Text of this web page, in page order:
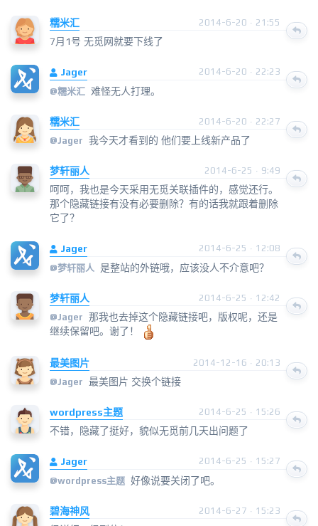
糯米汇 2014-6-20 · 21:55
7月1号 无觅网就要下线了
Jager
2014-6-20 · 22:23
@糯米汇 难怪无人打理。
糯米汇
2014-6-20 · 22:27
@Jager 我今天才看到的 他们要上线新产品了
梦轩丽人 2014-6-25 · 9:49
呵呵，我也是今天采用无觅关联插件的，感觉还行。
那个隐藏链接有没有必要删除？有的话我就跟着删除
它了？
Jager
2014-6-25 · 12:08
@梦轩丽人 是整站的外链哦，应该没人不介意吧？
梦轩丽人
2014-6-25 · 12:42
@Jager 那我也去掉这个隐藏链接吧，版权呢，还是
继续保留吧。谢了！
最美图片
2014-12-16 · 20:13
@Jager 最美图片 交换个链接
wordpress主题 2014-6-25 · 15:26
不错，隐藏了挺好，貌似无觅前几天出问题了
Jager
2014-6-25 · 15:27
@wordpress主题 好像说要关闭了吧。
碧海神风 2014-6-27 · 15:23